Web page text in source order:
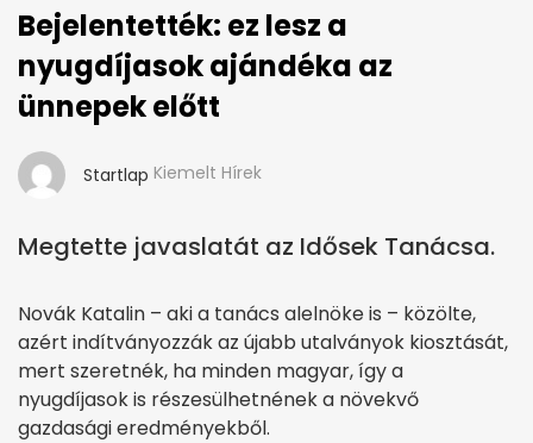
Bejelentették: ez lesz a
nyugdíjasok ajándéka az
ünnepek előtt
Startlap Kiemelt Hírek
Megtette javaslatát az Idősek Tanácsa.
Novák Katalin – aki a tanács alelnöke is – közölte,
azért indítványozzák az újabb utalványok kiosztását,
mert szeretnék, ha minden magyar, így a
nyugdíjasok is részesülhetnének a növekvő
gazdasági eredményekből.